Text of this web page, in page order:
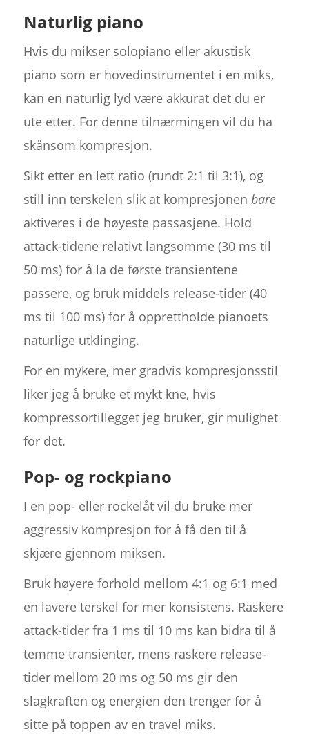
Naturlig piano
Hvis du mikser solopiano eller akustisk
piano som er hovedinstrumentet i en miks,
kan en naturlig lyd være akkurat det du er
ute etter. For denne tilnærmingen vil du ha
skånsom kompresjon.
Sikt etter en lett ratio (rundt 2:1 til 3:1), og
still inn terskelen slik at kompresjonen bare
aktiveres i de høyeste passasjene. Hold
attack-tidene relativt langsomme (30 ms til
50 ms) for å la de første transientene
passere, og bruk middels release-tider (40
ms til 100 ms) for å opprettholde pianoets
naturlige utklinging.
For en mykere, mer gradvis kompresjonsstil
liker jeg å bruke et mykt kne, hvis
kompressortillegget jeg bruker, gir mulighet
for det.
Pop- og rockpiano
I en pop- eller rockelåt vil du bruke mer
aggressiv kompresjon for å få den til å
skjære gjennom miksen.
Bruk høyere forhold mellom 4:1 og 6:1 med
en lavere terskel for mer konsistens. Raskere
attack-tider fra 1 ms til 10 ms kan bidra til å
temme transienter, mens raskere release-
tider mellom 20 ms og 50 ms gir den
slagkraften og energien den trenger for å
sitte på toppen av en travel miks.